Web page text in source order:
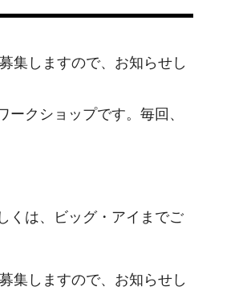
集しますので、お知らせし
クショップです。毎回、
くは、ビッグ・アイまでご
集しますので、お知らせし